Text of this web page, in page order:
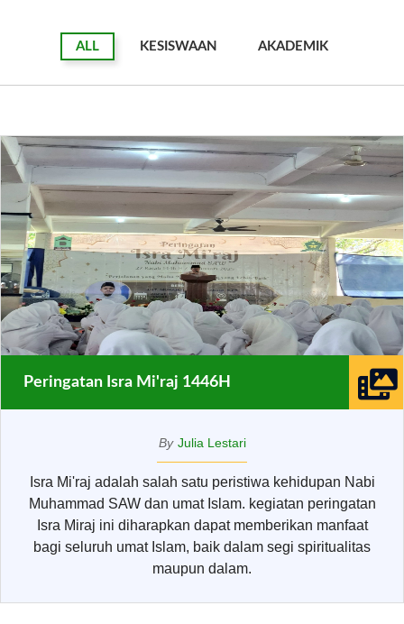
ALL KESISWAAN AKADEMIK
Peringatan Isra Mi'raj 1446H
By Julia Lestari
Isra Mi'raj adalah salah satu peristiwa kehidupan Nabi
Muhammad SAW dan umat Islam. kegiatan peringatan
Isra Miraj ini diharapkan dapat memberikan manfaat
bagi seluruh umat Islam, baik dalam segi spiritualitas
maupun dalam.